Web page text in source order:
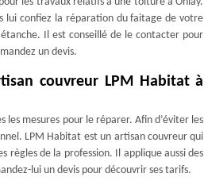
lui confiez la réparation du faitage de votre
Il est conseillé de le contacter pour
un devis.
couvreur LPM Habitat à
mesures pour le réparer. Afin d’éviter les
LPM Habitat est un artisan couvreur qui
de la profession. Il applique aussi des
lui un devis pour découvrir ses tarifs.